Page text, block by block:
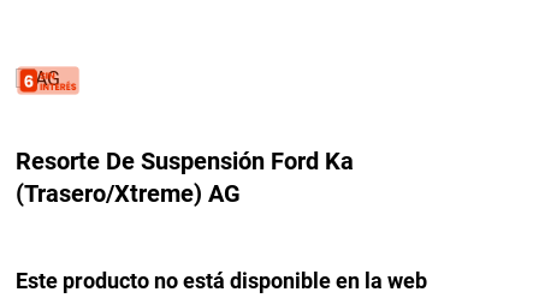
Resorte De Suspensión Ford Ka
(Trasero/Xtreme) AG
Este producto no está disponible en la web
2.
amortiguadores
4.
kit distribución